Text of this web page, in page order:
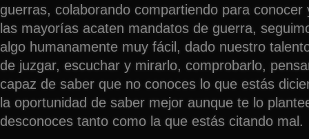
guerras, colaborando compartiendo para conocer
las mayorías acaten mandatos de guerra,
algo humanamente muy fácil, dado nuestro
de juzgar, escuchar y mirarlo, comprobarlo,
capaz de saber que no conoces lo que estás
la oportunidad de saber mejor aunque te lo
desconoces tanto como la que estás citando mal.